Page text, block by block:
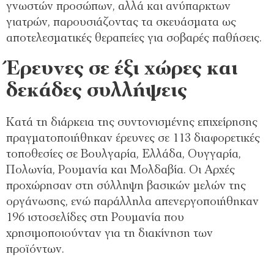
γνωστών προσώπων, αλλά και ανύπαρκτων
γιατρών, παρουσιάζοντας τα σκευάσματα ως
αποτελεσματικές θεραπείες για σοβαρές παθήσεις.
Έρευνες σε έξι χώρες και
δεκάδες συλλήψεις
Κατά τη διάρκεια της συντονισμένης επιχείρησης
πραγματοποιήθηκαν έρευνες σε 113 διαφορετικές
τοποθεσίες σε Βουλγαρία, Ελλάδα, Ουγγαρία,
Πολωνία, Ρουμανία και Μολδαβία. Οι Αρχές
προχώρησαν στη σύλληψη βασικών μελών της
οργάνωσης, ενώ παράλληλα απενεργοποιήθηκαν
196 ιστοσελίδες στη Ρουμανία που
χρησιμοποιούνταν για τη διακίνηση των
προϊόντων.